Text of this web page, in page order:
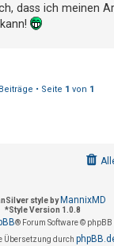
dass ich meinen
• Seite 1 von 1
style by MannixMD
*Style Version 1.0.8
® Forum Software © phpBB
Übersetzung durch